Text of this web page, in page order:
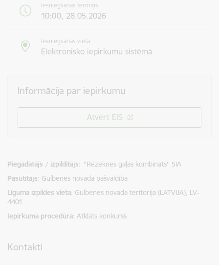
Iesniegšanas termiņš
10:00, 28.05.2026
Iesniegšanas vieta
Elektronisko iepirkumu sistēmā
Informācija par iepirkumu
Atvērt EIS
Piegādātājs / izpildītājs: ''Rēzeknes gaļas kombināts'' SIA
Pasūtītājs Gulbenes novada pašvaldība
Līguma izpildes vieta Gulbenes novada teritorija (LATVIJA), LV-
4401
Iepirkuma procedūra Atklāts konkurss
Kontakti